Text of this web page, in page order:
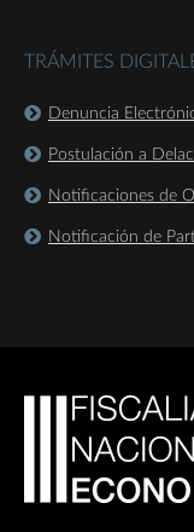
TRÁMITES
Denuncia
Postulación a
Notificaciones de
Notificación de